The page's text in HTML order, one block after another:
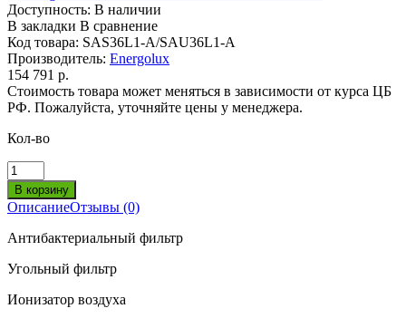
Доступность: В наличии
В закладки В сравнение
Код товара: SAS36L1-A/SAU36L1-A
Производитель: Energolux
154 791 р.
Стоимость товара может меняться в зависимости от курса ЦБ
РФ. Пожалуйста, уточняйте цены у менеджера.
Кол-во
ОписаниеОтзывы (0)
Антибактериальный фильтр
Угольный фильтр
Ионизатор воздуха